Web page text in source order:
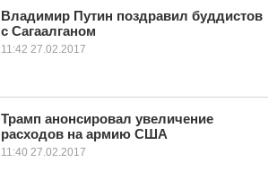
Владимир Путин поздравил буддистов
с Сагаалганом
11:42 27.02.2017
Трамп анонсировал увеличение
расходов на армию США
11:40 27.02.2017